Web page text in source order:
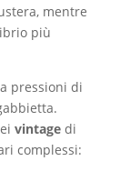
mentre
più
pressioni di
vintagedi
complessi: